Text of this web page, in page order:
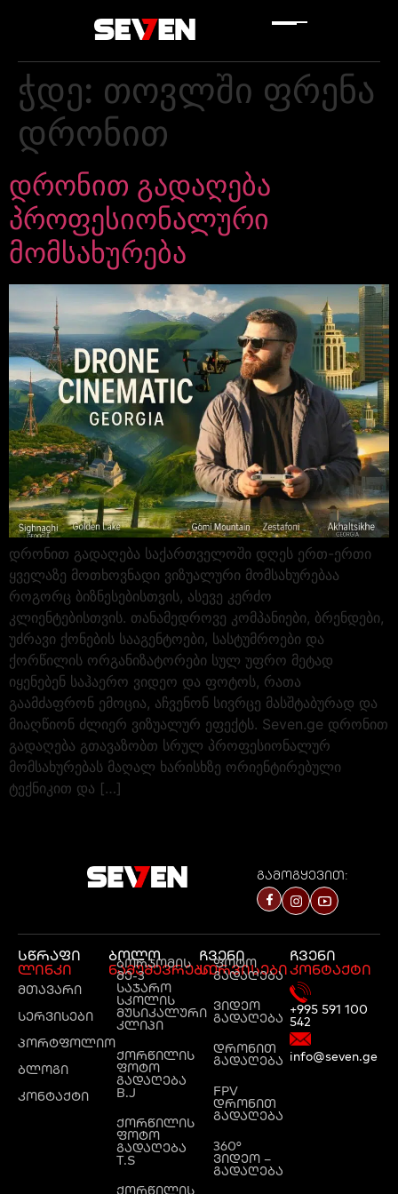
ჭდე: თოვლში ფრენა
დრონით
დრონით გადაღება
პროფესიონალური
მომსახურება
დრონით გადაღება საქართველოში დღეს ერთ-ერთი
ყველაზე მოთხოვნადი ვიზუალური მომსახურებაა
როგორც ბიზნესებისთვის, ასევე კერძო
კლიენტებისთვის. თანამედროვე კომპანიები, ბრენდები,
უძრავი ქონების სააგენტოები, სასტუმროები და
ქორწილის ორგანიზატორები სულ უფრო მეტად
იყენებენ საჰაერო ვიდეო და ფოტოს, რათა
გაამძაფრონ ემოცია, აჩვენონ სივრცე მასშტაბურად და
მიაღწიონ ძლიერ ვიზუალურ ეფექტს. Seven.ge დრონით
გადაღება გთავაზობთ სრულ პროფესიონალურ
მომსახურებას მაღალ ხარისხზე ორიენტირებული
ტექნიკით და […]
გამოგყევით:
სწრაფი
ლინკი
მთავარი
სერვისები
პორტფოლიო
ბლოგი
კონტაქტი
ბოლო
ნამუშევრები
ბორჯომის
მე-3
საჯარო
სკოლის
მუსიკალური
კლიპი
ქორწილის
ფოტო
გადაღება
B.J
ქორწილის
ფოტო
გადაღება
T.S
ქორწილის
ჩვენი
სერვისები
ფოტო
გადაღება
ვიდეო
გადაღება
დრონით
გადაღება
FPV
დრონით
გადაღება
360°
ვიდეო –
გადაღება
ჩვენი
კონტაქტი
+995 591 100
542
info@seven.ge